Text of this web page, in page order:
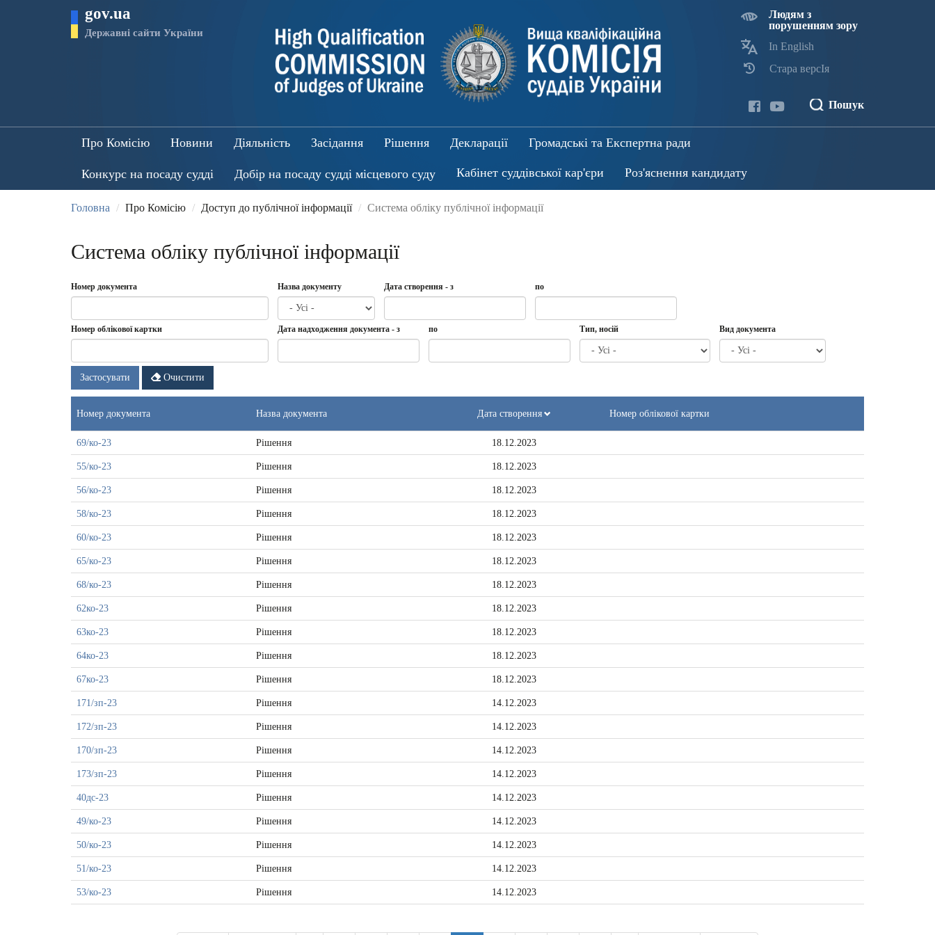
gov.ua
Державні сайти України
Людям з
порушенням зору
In English
Стара версІя
Пошук
Про Комісію Новини Діяльність Засідання Рішення Декларації Громадські та Експертна ради
Конкурс на посаду судді Добір на посаду судді місцевого суду Кабінет суддівської кар'єри Роз'яснення кандидату
Головна Про Комісію Доступ до публічної інформації Система обліку публічної інформації
Система обліку публічної інформації
Номер документа Назва документу Дата створення - з
створення
з
по
Номер облікової картки Дата надходження документа - з
з
по Тип, носій Вид документа
Застосувати Очистити
Номер документа Назва документа Дата створення Номер облікової картки
69/ко-23 Рішення 18.12.2023
55/ко-23 Рішення 18.12.2023
56/ко-23 Рішення 18.12.2023
58/ко-23 Рішення 18.12.2023
60/ко-23 Рішення 18.12.2023
65/ко-23 Рішення 18.12.2023
68/ко-23 Рішення 18.12.2023
62ко-23 Рішення 18.12.2023
63ко-23 Рішення 18.12.2023
64ко-23 Рішення 18.12.2023
67ко-23 Рішення 18.12.2023
171/зп-23 Рішення 14.12.2023
172/зп-23 Рішення 14.12.2023
170/зп-23 Рішення 14.12.2023
173/зп-23 Рішення 14.12.2023
40дс-23 Рішення 14.12.2023
49/ко-23 Рішення 14.12.2023
50/ко-23 Рішення 14.12.2023
51/ко-23 Рішення 14.12.2023
53/ко-23 Рішення 14.12.2023